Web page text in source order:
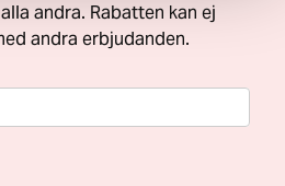
andra. Rabatten kan ej
andra erbjudanden.